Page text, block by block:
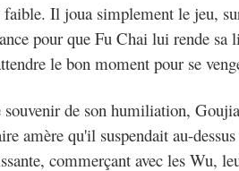
Il joua simplement le jeu,
pour que Fu Chai lui rende sa
le bon moment pour se
de son humiliation,
amère qu'il suspendait au-
commerçant avec les Wu,